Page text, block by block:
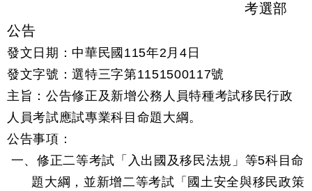
考選部
公告
發文日期：中華民國115年2月4日
發文字號：選特三字第1151500117號
主旨：公告修正及新增公務人員特種考試移民行政
人員考試應試專業科目命題大綱。
公告事項：
一、修正二等考試「入出國及移民法規」等5科目命
題大綱，並新增二等考試「國土安全與移民政策